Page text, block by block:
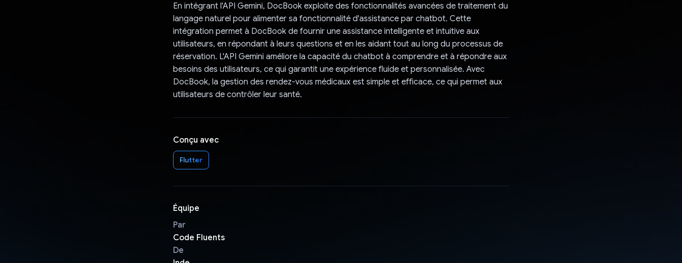
En intégrant l'API Gemini, DocBook exploite des fonctionnalités avancées de traitement du
langage naturel pour alimenter sa fonctionnalité d'assistance par chatbot. Cette
intégration permet à DocBook de fournir une assistance intelligente et intuitive aux
utilisateurs, en répondant à leurs questions et en les aidant tout au long du processus de
réservation. L'API Gemini améliore la capacité du chatbot à comprendre et à répondre aux
besoins des utilisateurs, ce qui garantit une expérience fluide et personnalisée. Avec
DocBook, la gestion des rendez-vous médicaux est simple et efficace, ce qui permet aux
utilisateurs de contrôler leur santé.
Conçu avec
Flutter
Équipe
Par
Code Fluents
De